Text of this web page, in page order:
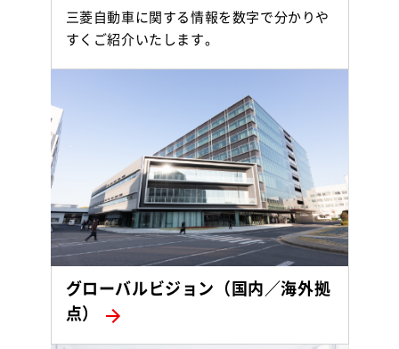
三菱自動車に関する情報を数字で分かりや
すくご紹介いたします。
グローバルビジョン（国内／海外拠
点）